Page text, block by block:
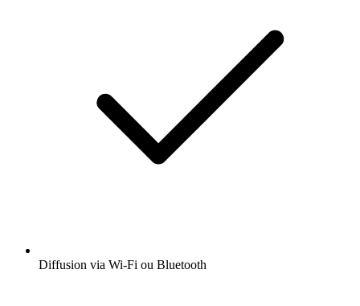
Diffusion via Wi-Fi ou Bluetooth